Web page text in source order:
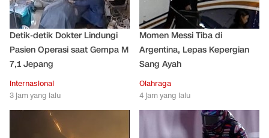
Detik-detik Dokter Lindungi
Pasien Operasi saat Gempa M
7,1 Jepang
Internasional
3 jam yang lalu
Momen Messi Tiba di
Argentina, Lepas Kepergian
Sang Ayah
Olahraga
4 jam yang lalu